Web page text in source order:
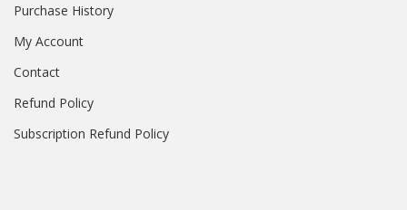
Purchase History
My Account
Contact
Refund Policy
Subscription Refund Policy